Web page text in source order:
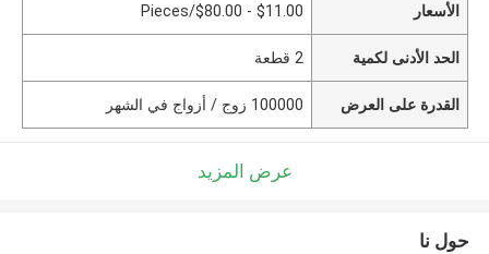
الأسعار $11.00 - $80.00/Pieces
الحد الأدنى لكمية 2 قطعة
القدرة على العرض 100000 زوج / أزواج في الشهر
عرض المزيد
حول نا